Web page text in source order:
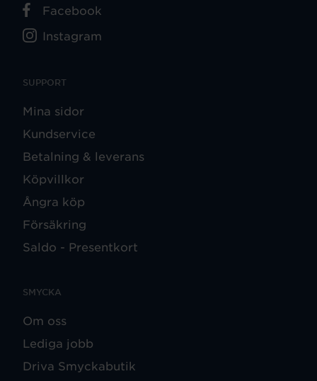
SUPPORT
Mina sidor
Kundservice
Betalning & leverans
Köpvillkor
Ångra köp
Försäkring
Saldo - Presentkort
SMYCKA
Om oss
Lediga jobb
Driva Smyckabutik
Facebook
Instagram